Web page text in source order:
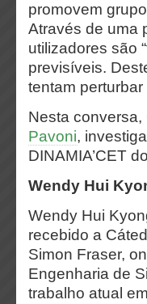
promovem
Através de uma
utilizadores são
previsíveis.
tentam
Nesta
Pavoni,
DINAMIA’CET
Wendy Hui
Wendy Hui
recebido a
Simon Fraser,
Engenharia de
trabalho atual